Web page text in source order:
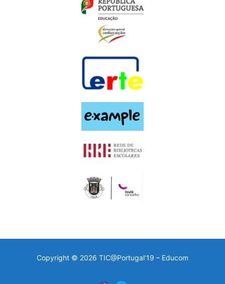
Copyright © 2026 TIC@Portugal'19 – Educom